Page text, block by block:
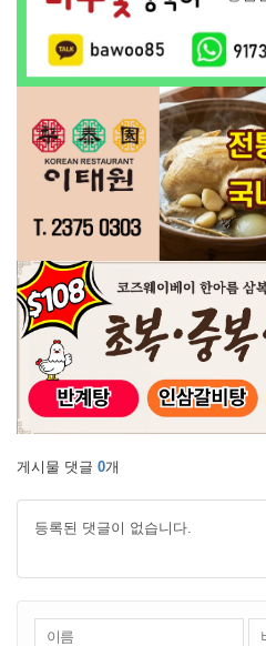
게시물 댓글 0개
등록된 댓글이 없습니다.